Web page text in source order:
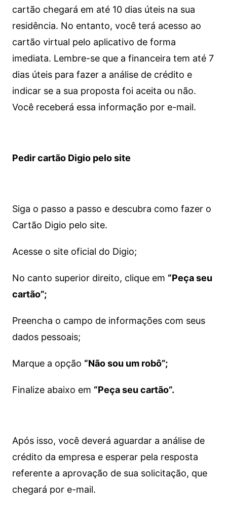
cartão chegará em até 10 dias úteis na sua
residência. No entanto, você terá acesso ao
cartão virtual pelo aplicativo de forma
imediata. Lembre-se que a financeira tem até 7
dias úteis para fazer a análise de crédito e
indicar se a sua proposta foi aceita ou não.
Você receberá essa informação por e-mail.
Pedir cartão Digio pelo site
Siga o passo a passo e descubra como fazer o
Cartão Digio pelo site.
Acesse o site oficial do Digio;
No canto superior direito, clique em “Peça seu
cartão”;
Preencha o campo de informações com seus
dados pessoais;
Marque a opção “Não sou um robô”;
Finalize abaixo em “Peça seu cartão”.
Após isso, você deverá aguardar a análise de
crédito da empresa e esperar pela resposta
referente a aprovação de sua solicitação, que
chegará por e-mail.